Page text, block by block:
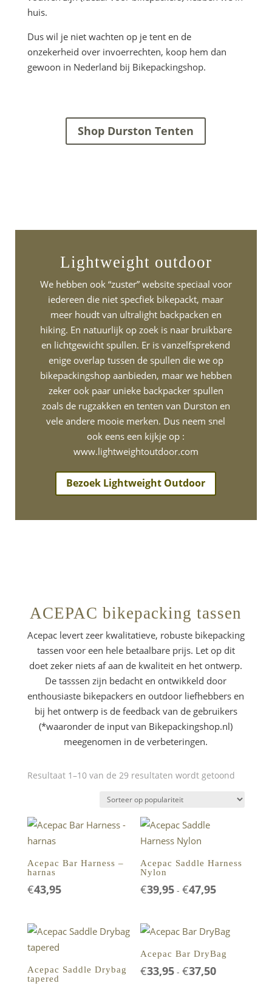
huis.
Dus wil je niet wachten op je tent en de
onzekerheid over invoerrechten, koop hem dan
gewoon in Nederland bij Bikepackingshop.
Shop Durston Tenten
Lightweight outdoor
We hebben ook “zuster” website speciaal voor
iedereen die niet specfiek bikepackt, maar
meer houdt van ultralight backpacken en
hiking. En natuurlijk op zoek is naar bruikbare
en lichtgewicht spullen. Er is vanzelfsprekend
enige overlap tussen de spullen die we op
bikepackingshop aanbieden, maar we hebben
zeker ook paar unieke backpacker spullen
zoals de rugzakken en tenten van Durston en
vele andere mooie merken. Dus neem snel
ook eens een kijkje op :
www.lightweightoutdoor.com
Bezoek Lightweight Outdoor
ACEPAC bikepacking tassen
Acepac levert zeer kwalitatieve, robuste bikepacking
tassen voor een hele betaalbare prijs. Let op dit
doet zeker niets af aan de kwaliteit en het ontwerp.
De tasssen zijn bedacht en ontwikkeld door
enthousiaste bikepackers en outdoor liefhebbers en
bij het ontwerp is de feedback van de gebruikers
(*waaronder de input van Bikepackingshop.nl)
meegenomen in de verbeteringen.
Resultaat 1–10 van de 29 resultaten wordt getoond
Acepac Bar Harness –
harnas
€43,95
Acepac Saddle Harness
Nylon
€39,95 - €47,95Prijsklasse:
€47,95
Acepac Saddle Drybag
tapered
Acepac Bar DryBag
€33,95 - €37,50Prijsklasse: